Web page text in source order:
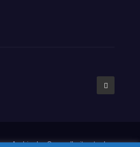
Archiv der Gesundheitsratgeber